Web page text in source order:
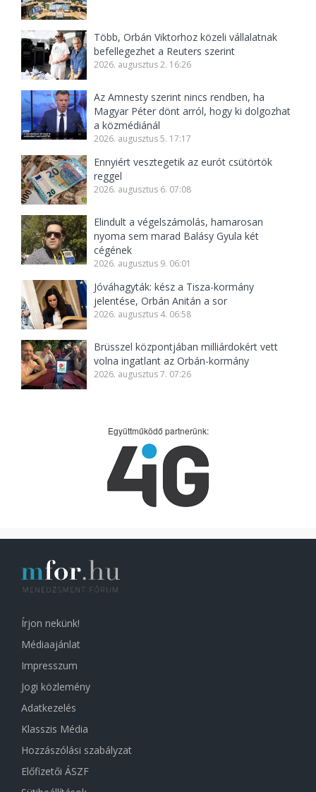
Több, Orbán Viktorhoz közeli vállalatnak
befellegezhet a Reuters szerint
2026. augusztus 2. 16:26
Az Amnesty szerint nincs rendben, ha
Magyar Péter dönt arról, hogy ki dolgozhat
a közmédiánál
2026. augusztus 5. 17:17
Ennyiért vesztegetik az eurót csütörtök
reggel
2026. augusztus 6. 07:08
Elindult a végelszámolás, hamarosan
nyoma sem marad Balásy Gyula két
cégének
2026. augusztus 9. 06:01
Jóváhagyták: kész a Tisza-kormány
jelentése, Orbán Anitán a sor
2026. augusztus 4. 06:58
Brüsszel központjában milliárdokért vett
volna ingatlant az Orbán-kormány
2026. augusztus 7. 07:26
Együttműködő partnerünk:
Írjon nekünk!
Médiaajánlat
Impresszum
Jogi közlemény
Adatkezelés
Klasszis Média
Hozzászólási szabályzat
Előfizetői ÁSZF